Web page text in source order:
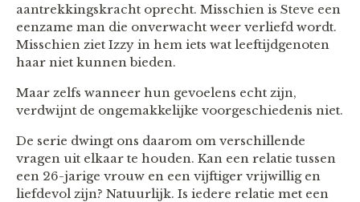
aantrekkingskracht oprecht. Misschien is Steve een
eenzame man die onverwacht weer verliefd wordt.
Misschien ziet Izzy in hem iets wat leeftijdgenoten
haar niet kunnen bieden.
Maar zelfs wanneer hun gevoelens echt zijn,
verdwijnt de ongemakkelijke voorgeschiedenis niet.
De serie dwingt ons daarom om verschillende
vragen uit elkaar te houden. Kan een relatie tussen
een 26-jarige vrouw en een vijftiger vrijwillig en
liefdevol zijn? Natuurlijk. Is iedere relatie met een